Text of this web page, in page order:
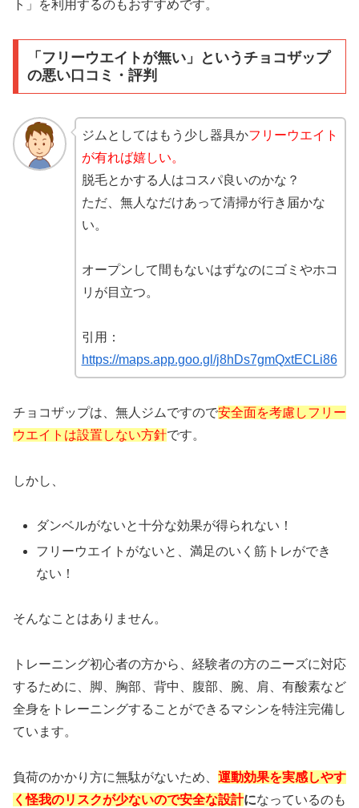
ト」を利用するのもおすすめです。
「フリーウエイトが無い」というチョコザップ
の悪い口コミ・評判
ジムとしてはもう少し器具かフリーウエイト
が有れば嬉しい。
脱毛とかする人はコスパ良いのかな？
ただ、無人なだけあって清掃が行き届かな
い。
オープンして間もないはずなのにゴミやホコ
リが目立つ。
引用：
https://maps.app.goo.gl/j8hDs7gmQxtECLi86
チョコザップは、無人ジムですので安全面を考慮しフリー
ウエイトは設置しない方針です。
しかし、
ダンベルがないと十分な効果が得られない！
フリーウエイトがないと、満足のいく筋トレができ
ない！
そんなことはありません。
トレーニング初心者の方から、経験者の方のニーズに対応
するために、脚、胸部、背中、腹部、腕、肩、有酸素など
全身をトレーニングすることができるマシンを特注完備し
ています。
負荷のかかり方に無駄がないため、 運動効果を実感しやす
く怪我のリスクが少ないので安全な設計になっているのも